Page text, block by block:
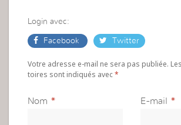
Login avec:
Facebook Twitter
Votre adresse e-mail ne sera pas publiée.
toires sont indiqués avec*
Nom * E-mail *